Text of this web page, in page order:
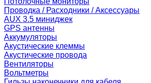
Проводка / Расходники / Аксессуары
AUX 3.5 миниджек
GPS антенны
Аккумуляторы
Акустические клеммы
Акустические провода
Вентиляторы
Вольтметры